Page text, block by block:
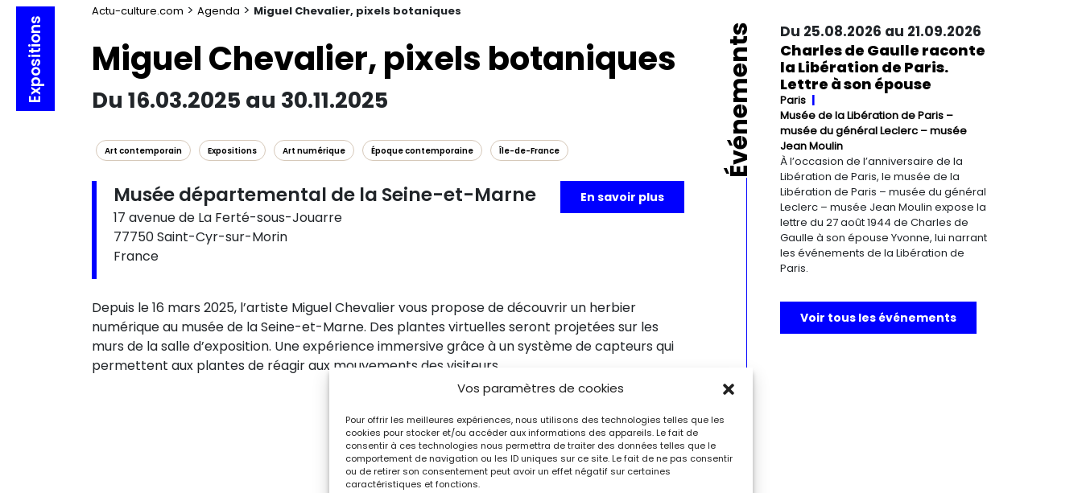
Vos paramètres de cookies
Pour offrir les meilleures expériences, nous utilisons des technologies telles que les
cookies pour stocker et/ou accéder aux informations des appareils. Le fait de
consentir à ces technologies nous permettra de traiter des données telles que le
comportement de navigation ou les ID uniques sur ce site. Le fait de ne pas consentir
ou de retirer son consentement peut avoir un effet négatif sur certaines
caractéristiques et fonctions.
Actu-culture.com > Agenda > Miguel Chevalier, pixels botaniques
Expositions Miguel Chevalier, pixels botaniques
Du 16.03.2025 au 30.11.2025
Art contemporain Expositions Art numérique Époque contemporaine Île-de-France
Musée départemental de la Seine-et-Marne
17 avenue de La Ferté-sous-Jouarre
77750 Saint-Cyr-sur-Morin
France
En savoir plus
Depuis le 16 mars 2025, l’artiste Miguel Chevalier vous propose de découvrir un herbier
numérique au musée de la Seine-et-Marne. Des plantes virtuelles seront projetées sur les
murs de la salle d’exposition. Une expérience immersive grâce à un système de capteurs qui
permettent aux plantes de réagir aux mouvements des visiteurs…
Événements Du 25.08.2026 au 21.09.2026
Charles de Gaulle raconte
la Libération de Paris.
Lettre à son épouse
Paris
Musée de la Libération de Paris –
musée du général Leclerc – musée
Jean Moulin
À l’occasion de l’anniversaire de la
Libération de Paris, le musée de la
Libération de Paris – musée du général
Leclerc – musée Jean Moulin expose la
lettre du 27 août 1944 de Charles de
Gaulle à son épouse Yvonne, lui narrant
les événements de la Libération de
Paris.
Voir tous les événements